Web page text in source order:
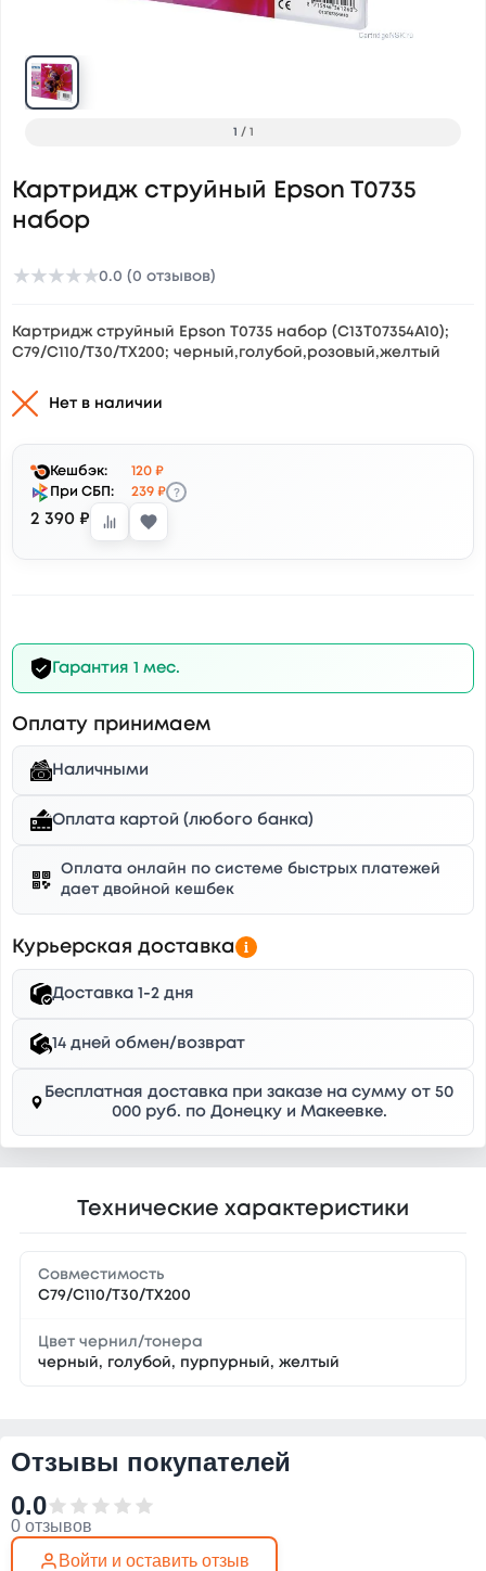
1 / 1
Картридж струйный Epson T0735
набор
★★★★★0.0 (0 отзывов)
Картридж струйный Epson T0735 набор (C13T07354A10);
C79/C110/T30/TX200; черный,голубой,розовый,желтый
Нет в наличии
Кешбэк:
120 ₽
При СБП:
239 ₽ ?
2 390 ₽
Гарантия 1 мес.
Оплату принимаем
Наличными
Оплата картой (любого банка)
Оплата онлайн по системе быстрых платежей
дает двойной кешбек
Курьерская доставка
Доставка 1-2 дня
14 дней обмен/возврат
Бесплатная доставка при заказе на сумму от 50
000 руб. по Донецку и Макеевке.
Технические характеристики
Совместимость
C79/C110/T30/TX200
Цвет чернил/тонера
черный, голубой, пурпурный, желтый
Отзывы покупателей
0.0
0 отзывов
Войти и оставить отзыв